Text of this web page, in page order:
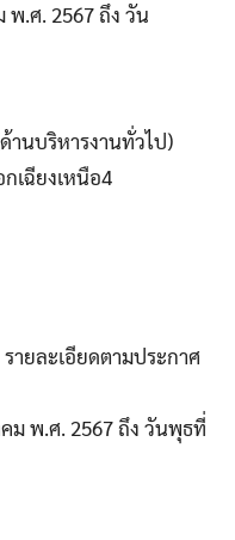
.ศ. 2567 ถึง วัน
นบริหารงานทั่วไป)
เฉียงเหนือ4
ยละเอียดตามประกาศ
ม พ.ศ. 2567 ถึง วันพุธที่